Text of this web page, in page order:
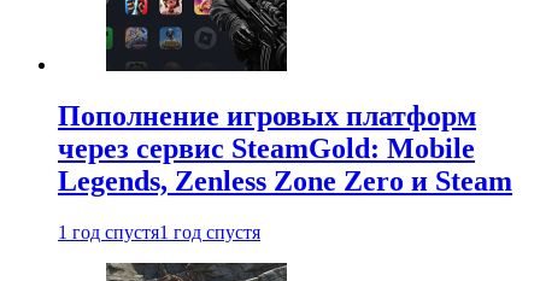
Пополнение игровых платформ
через сервис SteamGold: Mobile
Legends, Zenless Zone Zero и Steam
1 год спустя1 год спустя